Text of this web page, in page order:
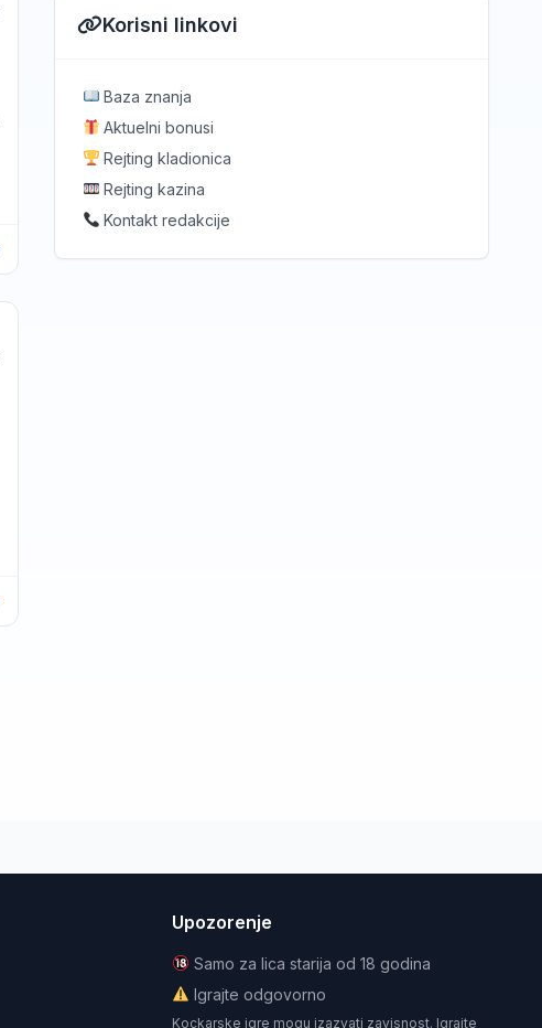
Korisni linkovi
Baza znanja
Aktuelni bonusi
Rejting kladionica
Rejting kazina
Kontakt redakcije
Upozorenje
Samo za lica starija od 18 godina
Igrajte odgovorno
Kockarske igre mogu izazvati zavisnost. Igrajte